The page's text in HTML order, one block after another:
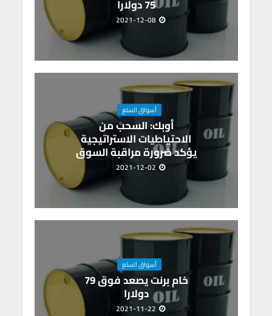
75 دولارا
2021-12-08
أسواق السلع
أوبك: السحب من
الاحتياطيات الاستراتيجية
يؤكد ضرورة مراقبة السوق
2021-12-02
أسواق السلع
خام برنت يصعد فوق 79
دولارا
2021-11-22